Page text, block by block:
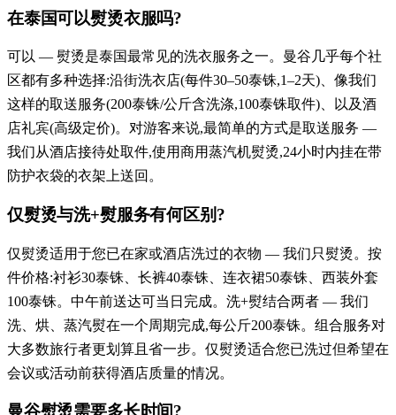
在泰国可以熨烫衣服吗?
可以 — 熨烫是泰国最常见的洗衣服务之一。曼谷几乎每个社
区都有多种选择:沿街洗衣店(每件30–50泰铢,1–2天)、像我们
这样的取送服务(200泰铢/公斤含洗涤,100泰铢取件)、以及酒
店礼宾(高级定价)。对游客来说,最简单的方式是取送服务 —
我们从酒店接待处取件,使用商用蒸汽机熨烫,24小时内挂在带
防护衣袋的衣架上送回。
仅熨烫与洗+熨服务有何区别?
仅熨烫适用于您已在家或酒店洗过的衣物 — 我们只熨烫。按
件价格:衬衫30泰铢、长裤40泰铢、连衣裙50泰铢、西装外套
100泰铢。中午前送达可当日完成。洗+熨结合两者 — 我们
洗、烘、蒸汽熨在一个周期完成,每公斤200泰铢。组合服务对
大多数旅行者更划算且省一步。仅熨烫适合您已洗过但希望在
会议或活动前获得酒店质量的情况。